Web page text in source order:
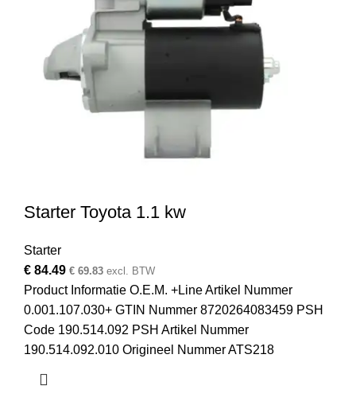
Starter Toyota 1.1 kw
Starter
€ 84.49 € 69.83 excl. BTW
Product Informatie O.E.M. +Line Artikel Nummer
0.001.107.030+ GTIN Nummer 8720264083459 PSH
Code 190.514.092 PSH Artikel Nummer
190.514.092.010 Origineel Nummer ATS218